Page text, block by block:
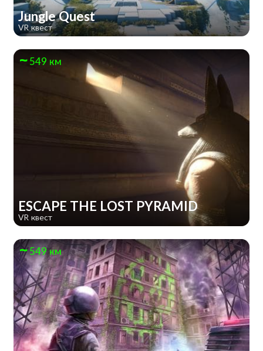
Jungle Quest
VR квест
549 км
ESCAPE THE LOST PYRAMID
VR квест
549 км